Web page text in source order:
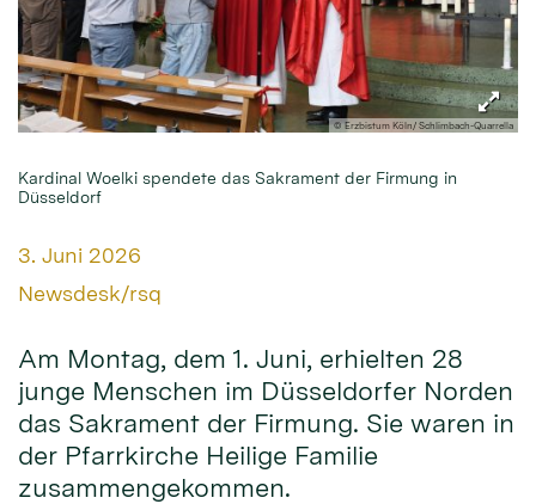
© Erzbistum Köln/ Schlimbach-Quarrella
Kardinal Woelki spendete das Sakrament der Firmung in
Düsseldorf
Datum:
3. Juni 2026
Von:
Newsdesk/rsq
Am Montag, dem 1. Juni, erhielten 28
junge Menschen im Düsseldorfer Norden
das Sakrament der Firmung. Sie waren in
der Pfarrkirche Heilige Familie
zusammengekommen.